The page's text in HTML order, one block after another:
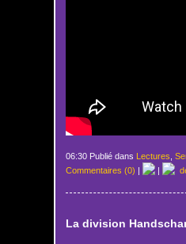
06:30 Publié dans Lectures
Commentaires (0) | |
La division